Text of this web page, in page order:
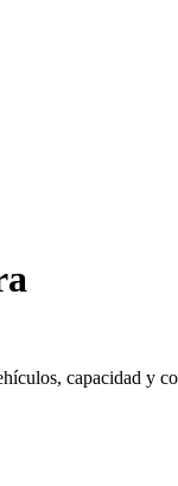
capacidad y